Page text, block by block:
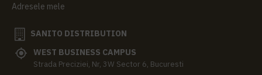
Adresele mele
SANITO DISTRIBUTION
WEST BUSINESS CAMPUS
Strada Preciziei, Nr, 3W Sector 6, Bucuresti